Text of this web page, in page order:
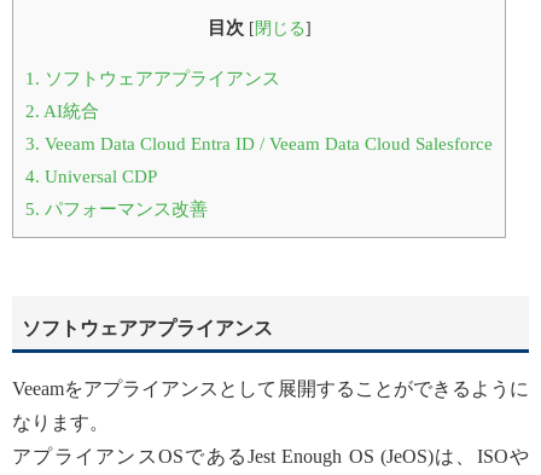
目次 [ 閉じる]
1. ソフトウェアアプライアンス
2. AI統合
3. Veeam Data Cloud Entra ID / Veeam Data Cloud Salesforce
4. Universal CDP
5. パフォーマンス改善
ソフトウェアアプライアンス
Veeamをアプライアンスとして展開することができるように
なります。
アプライアンスOSであるJest Enough OS (JeOS)は、ISOや